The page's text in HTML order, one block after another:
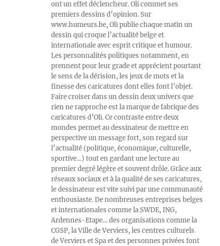
ont un effet déclencheur. Oli commet ses
premiers dessins d’opinion. Sur
www.humeurs.be, Oli publie chaque matin un
dessin qui croque l’actualité belge et
internationale avec esprit critique et humour.
Les personnalités politiques notamment, en
prennent pour leur grade et apprécient pourtant
le sens de la dérision, les jeux de mots et la
finesse des caricatures dont elles font l’objet.
Faire croiser dans un dessin deux univers que
rien ne rapproche est la marque de fabrique des
caricatures d’Oli. Ce contraste entre deux
mondes permet au dessinateur de mettre en
perspective un message fort, son regard sur
l’actualité (politique, économique, culturelle,
sportive…) tout en gardant une lecture au
premier degré légère et souvent drôle. Grâce aux
réseaux sociaux et à la qualité de ses caricatures,
le dessinateur est vite suivi par une communauté
enthousiaste. De nombreuses entreprises belges
et internationales comme la SWDE, ING,
Ardennes-Etape… des organisations comme la
CGSP, la Ville de Verviers, les centres culturels
de Verviers et Spa et des personnes privées font